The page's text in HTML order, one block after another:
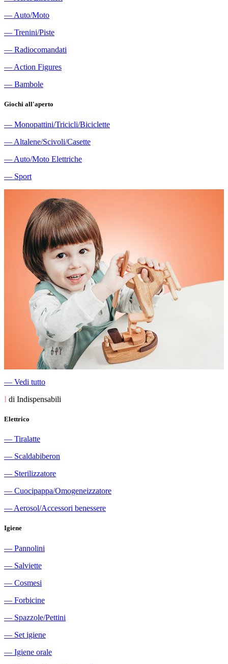
― Auto/Moto
― Trenini/Piste
― Radiocomandati
― Action Figures
― Bambole
Giochi all'aperto
― Monopattini/Tricicli/Biciclette
― Altalene/Scivoli/Casette
― Auto/Moto Elettriche
― Sport
― Vedi tutto
I di Indispensabili
Elettrico
― Tiralatte
― Scaldabiberon
― Sterilizzatore
― Cuocipappa/Omogeneizzatore
― Aerosol/Accessori benessere
Igiene
― Pannolini
― Salviette
― Cosmesi
― Forbicine
― Spazzole/Pettini
― Set igiene
― Igiene orale